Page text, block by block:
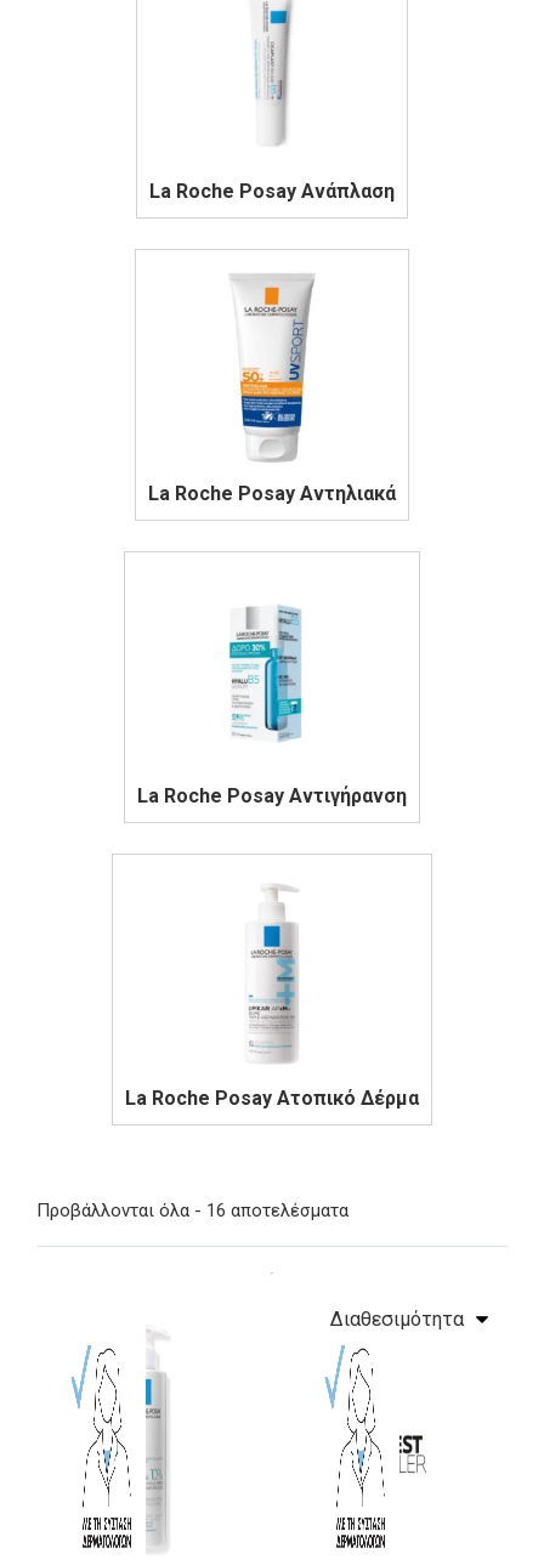
La Roche Posay Ανάπλαση
La Roche Posay Αντηλιακά
La Roche Posay Αντιγήρανση
La Roche Posay Ατοπικό Δέρμα
Προβάλλονται όλα - 16 αποτελέσματα
Υψηλότερες πωλήσεις
Διαθεσιμότητα